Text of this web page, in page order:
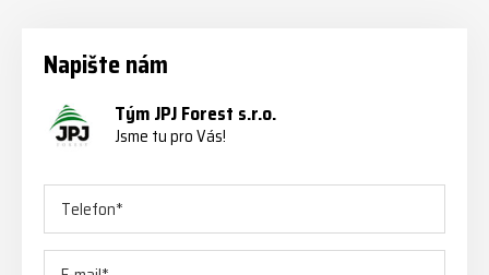
Napište nám
Tým JPJ Forest s.r.o.
Jsme tu pro Vás!